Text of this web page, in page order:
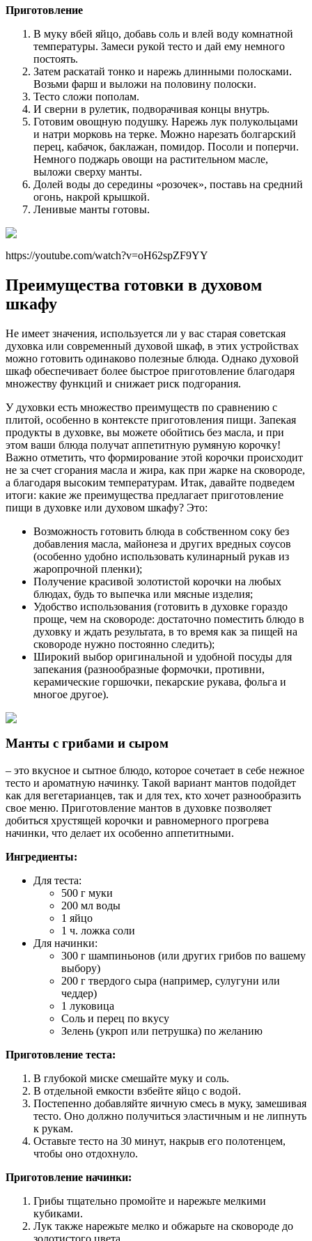
Приготовление
В муку вбей яйцо, добавь соль и влей воду комнатной
температуры. Замеси рукой тесто и дай ему немного
постоять.
Затем раскатай тонко и нарежь длинными полосками.
Возьми фарш и выложи на половину полоски.
Тесто сложи пополам.
И сверни в рулетик, подворачивая концы внутрь.
Готовим овощную подушку. Нарежь лук полукольцами
и натри морковь на терке. Можно нарезать болгарский
перец, кабачок, баклажан, помидор. Посоли и поперчи.
Немного поджарь овощи на растительном масле,
выложи сверху манты.
Долей воды до середины «розочек», поставь на средний
огонь, накрой крышкой.
Ленивые манты готовы.
https://youtube.com/watch?v=oH62spZF9YY
Преимущества готовки в духовом
шкафу
Не имеет значения, используется ли у вас старая советская
духовка или современный духовой шкаф, в этих устройствах
можно готовить одинаково полезные блюда. Однако духовой
шкаф обеспечивает более быстрое приготовление благодаря
множеству функций и снижает риск подгорания.
У духовки есть множество преимуществ по сравнению с
плитой, особенно в контексте приготовления пищи. Запекая
продукты в духовке, вы можете обойтись без масла, и при
этом ваши блюда получат аппетитную румяную корочку!
Важно отметить, что формирование этой корочки происходит
не за счет сгорания масла и жира, как при жарке на сковороде,
а благодаря высоким температурам. Итак, давайте подведем
итоги: какие же преимущества предлагает приготовление
пищи в духовке или духовом шкафу? Это:
Возможность готовить блюда в собственном соку без
добавления масла, майонеза и других вредных соусов
(особенно удобно использовать кулинарный рукав из
жаропрочной пленки);
Получение красивой золотистой корочки на любых
блюдах, будь то выпечка или мясные изделия;
Удобство использования (готовить в духовке гораздо
проще, чем на сковороде: достаточно поместить блюдо в
духовку и ждать результата, в то время как за пищей на
сковороде нужно постоянно следить);
Широкий выбор оригинальной и удобной посуды для
запекания (разнообразные формочки, противни,
керамические горшочки, пекарские рукава, фольга и
многое другое).
Манты с грибами и сыром
– это вкусное и сытное блюдо, которое сочетает в себе нежное
тесто и ароматную начинку. Такой вариант мантов подойдет
как для вегетарианцев, так и для тех, кто хочет разнообразить
свое меню. Приготовление мантов в духовке позволяет
добиться хрустящей корочки и равномерного прогрева
начинки, что делает их особенно аппетитными.
Ингредиенты:
Для теста:
500 г муки
200 мл воды
1 яйцо
1 ч. ложка соли
Для начинки:
300 г шампиньонов (или других грибов по вашему
выбору)
200 г твердого сыра (например, сулугуни или
чеддер)
1 луковица
Соль и перец по вкусу
Зелень (укроп или петрушка) по желанию
Приготовление теста:
В глубокой миске смешайте муку и соль.
В отдельной емкости взбейте яйцо с водой.
Постепенно добавляйте яичную смесь в муку, замешивая
тесто. Оно должно получиться эластичным и не липнуть
к рукам.
Оставьте тесто на 30 минут, накрыв его полотенцем,
чтобы оно отдохнуло.
Приготовление начинки:
Грибы тщательно промойте и нарежьте мелкими
кубиками.
Лук также нарежьте мелко и обжарьте на сковороде до
золотистого цвета.